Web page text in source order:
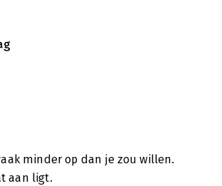
minder op dan je zou willen.
aan ligt.